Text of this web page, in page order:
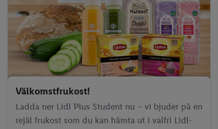
Välkomstfrukost!
Ladda ner Lidl Plus Student nu – vi bjuder på en
rejäl frukost som du kan hämta ut i valfri Lidl-